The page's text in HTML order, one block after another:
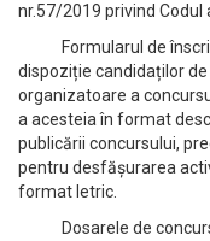
nr.57/2019 privind Codul
Formularul de
dispoziție candidaților
organizatoare a
a acesteia în format
publicării concursului,
pentru desfășurarea
format letric.
Dosarele de concurs